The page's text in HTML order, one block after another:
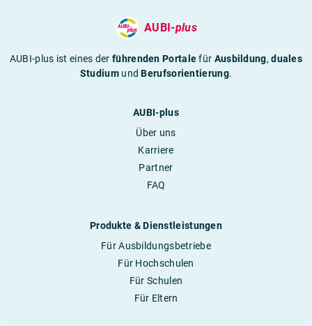
AUBI-plus
AUBI-plus ist eines derführenden Portalefür Ausbildung,duales
StudiumundBerufsorientierung.
AUBI-plus
Über uns
Karriere
Partner
FAQ
Produkte & Dienstleistungen
Für Ausbildungsbetriebe
Für Hochschulen
Für Schulen
Für Eltern